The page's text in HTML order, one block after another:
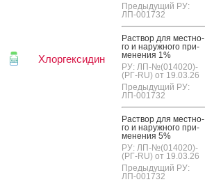
Хлоргексидин
Предыдущий РУ:
ЛП-001732
Рас­твор для мес­тно­
го и на­руж­но­го при­
мене­ния 1%
РУ: ЛП-№(014020)-
(РГ-RU) от 19.03.26
Предыдущий РУ:
ЛП-001732
Рас­твор для мес­тно­
го и на­руж­но­го при­
мене­ния 5%
РУ: ЛП-№(014020)-
(РГ-RU) от 19.03.26
Предыдущий РУ:
ЛП-001732